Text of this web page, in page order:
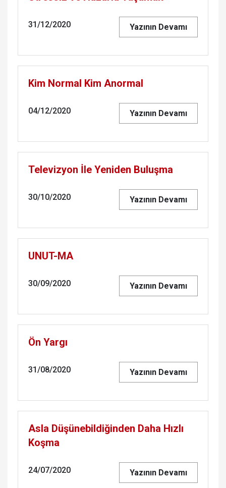
31/12/2020 Yazının Devamı
Kim Normal Kim Anormal
04/12/2020 Yazının Devamı
Televizyon İle Yeniden Buluşma
30/10/2020 Yazının Devamı
UNUT-MA
30/09/2020 Yazının Devamı
Ön Yargı
31/08/2020 Yazının Devamı
Asla Düşünebildiğinden Daha Hızlı
Koşma
24/07/2020 Yazının Devamı